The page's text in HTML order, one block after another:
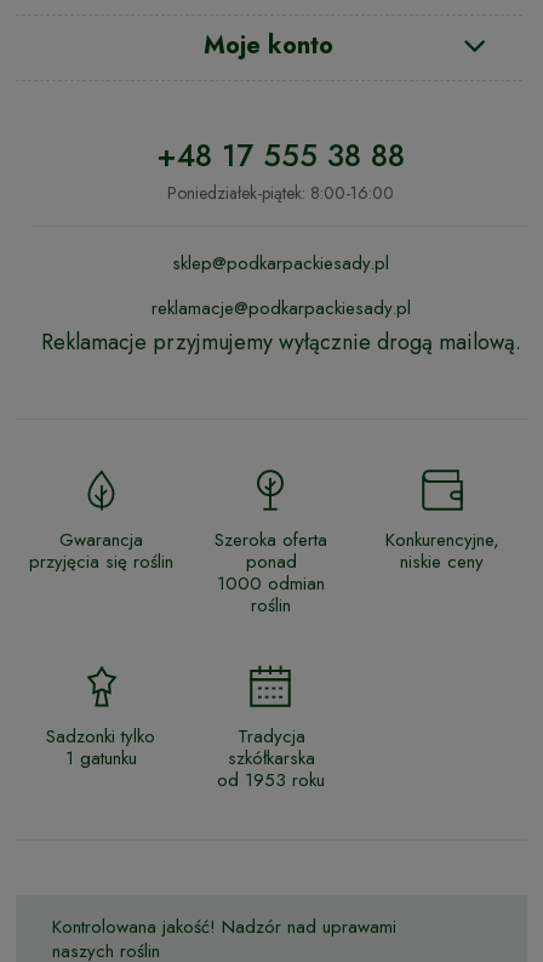
Moje konto
+48 17 555 38 88
Poniedziałek-piątek: 8:00-16:00
sklep@podkarpackiesady.pl
reklamacje@podkarpackiesady.pl
Reklamacje przyjmujemy wyłącznie drogą mailową.
Gwarancja
przyjęcia się roślin
Szeroka oferta
ponad
1000 odmian
roślin
Konkurencyjne,
niskie ceny
Sadzonki tylko
1 gatunku
Tradycja
szkółkarska
od 1953 roku
Kontrolowana jakość! Nadzór nad uprawami
naszych roślin